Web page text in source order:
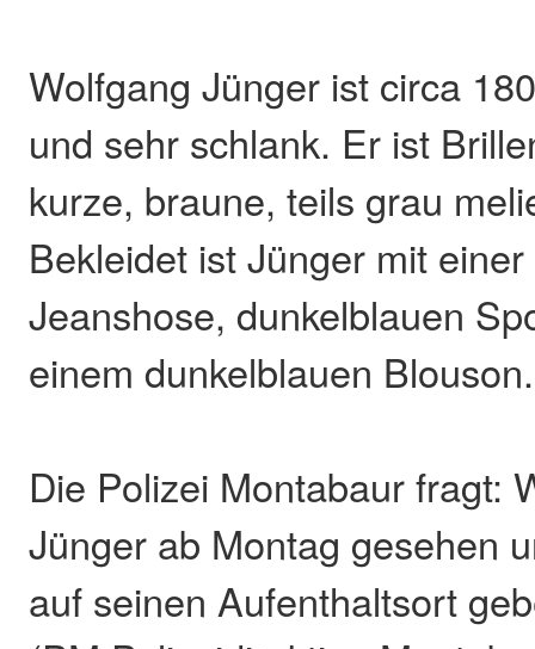
Wolfgang Jünger ist circa
und sehr schlank. Er ist
kurze, braune, teils grau
Bekleidet ist Jünger mit
Jeanshose, dunkelblauen
einem dunkelblauen Blouson.
Die Polizei Montabaur fragt:
Jünger ab Montag gesehen
auf seinen Aufenthaltsort